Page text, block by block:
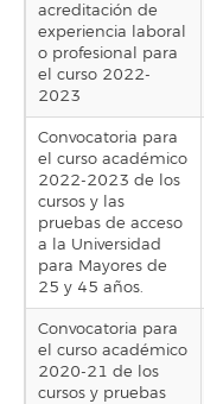
acreditación de
experiencia laboral
o profesional para
el curso 2022-
2023
Convocatoria para
el curso académico
2022-2023 de los
cursos y las
pruebas de acceso
a la Universidad
para Mayores de
25 y 45 años.
Convocatoria para
el curso académico
2020-21 de los
cursos y pruebas